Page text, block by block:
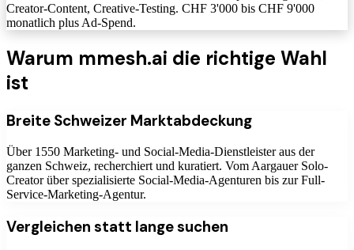
Creator-Content, Creative-Testing. CHF 3'000 bis CHF 9'000
monatlich plus Ad-Spend.
Warum mmesh.ai die richtige Wahl
ist
Breite Schweizer Marktabdeckung
Über 1550 Marketing- und Social-Media-Dienstleister aus der
ganzen Schweiz, recherchiert und kuratiert. Vom Aargauer Solo-
Creator über spezialisierte Social-Media-Agenturen bis zur Full-
Service-Marketing-Agentur.
Vergleichen statt lange suchen